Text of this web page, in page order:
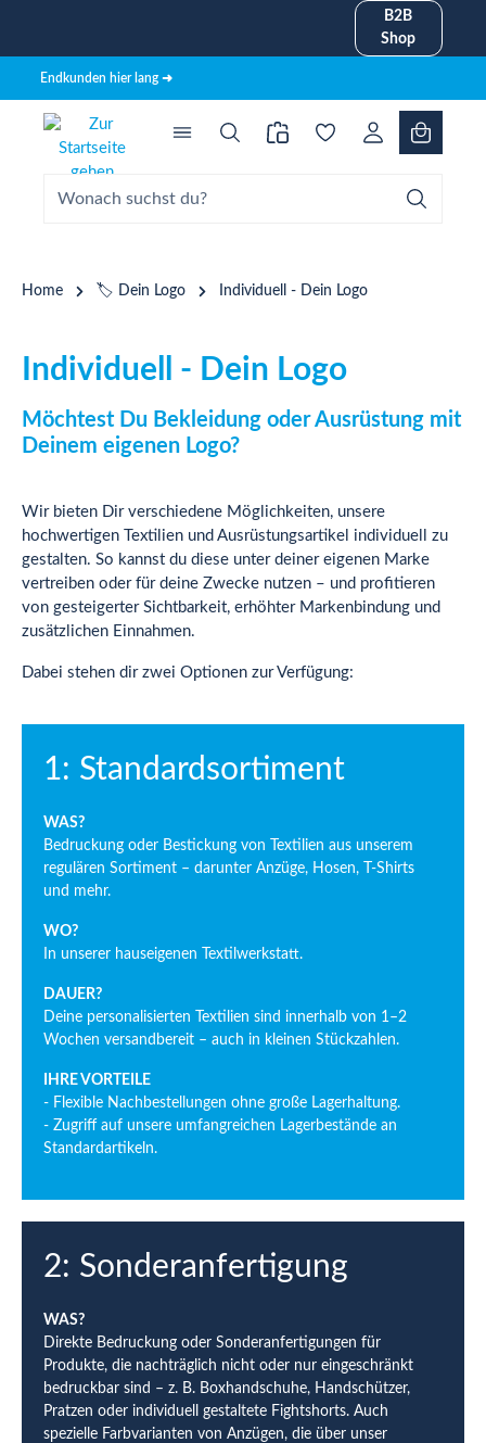
B2B
Shop
Endkunden hier lang ➜
Home 🏷️ Dein Logo Individuell - Dein Logo
Individuell - Dein Logo
Möchtest Du Bekleidung oder Ausrüstung mit
Deinem eigenen Logo?
Wir bieten Dir verschiedene Möglichkeiten, unsere
hochwertigen Textilien und Ausrüstungsartikel individuell zu
gestalten. So kannst du diese unter deiner eigenen Marke
vertreiben oder für deine Zwecke nutzen – und profitieren
von gesteigerter Sichtbarkeit, erhöhter Markenbindung und
zusätzlichen Einnahmen.
Dabei stehen dir zwei Optionen zur Verfügung:
1: Standardsortiment
WAS?
Bedruckung oder Bestickung von Textilien aus unserem
regulären Sortiment – darunter Anzüge, Hosen, T-Shirts
und mehr.
WO?
In unserer hauseigenen Textilwerkstatt.
DAUER?
Deine personalisierten Textilien sind innerhalb von 1–2
Wochen versandbereit – auch in kleinen Stückzahlen.
IHRE VORTEILE
- Flexible Nachbestellungen ohne große Lagerhaltung.
- Zugriff auf unsere umfangreichen Lagerbestände an
Standardartikeln.
2: Sonderanfertigung
WAS?
Direkte Bedruckung oder Sonderanfertigungen für
Produkte, die nachträglich nicht oder nur eingeschränkt
bedruckbar sind – z. B. Boxhandschuhe, Handschützer,
Pratzen oder individuell gestaltete Fightshorts. Auch
spezielle Farbvarianten von Anzügen, die über unser